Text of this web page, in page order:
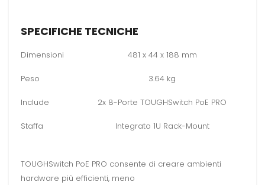
SPECIFICHE TECNICHE
Dimensioni 481 x 44 x 188 mm
Peso 3.64 kg
Include 2x 8-Porte TOUGHSwitch PoE PRO
Staffa Integrato 1U Rack-Mount
TOUGHSwitch PoE PRO consente di creare ambienti
hardware più efficienti, meno